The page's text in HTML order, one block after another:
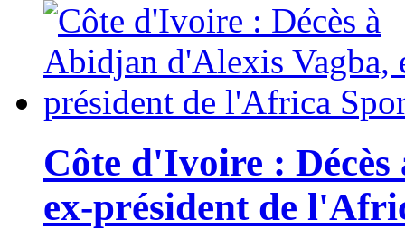
Côte d'Ivoire :
ex-président de